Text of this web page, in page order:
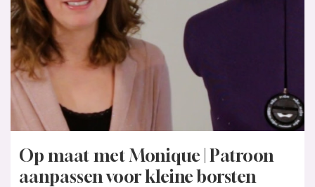
Op maat met Monique | Patroon
aanpassen voor kleine borsten